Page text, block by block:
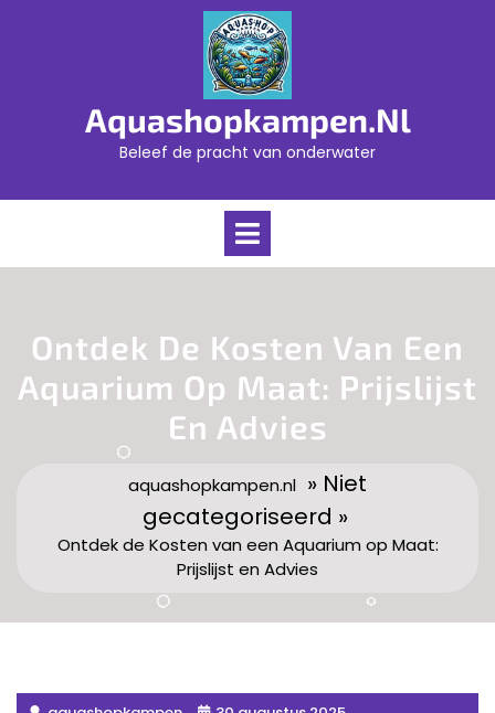
Aquashopkampen.nl
Beleef de pracht van onderwater
Open
Ontdek De Kosten Van Een
Aquarium Op Maat: Prijslijst
En Advies
aquashopkampen.nl » Niet
gecategoriseerd »
Ontdek de Kosten van een Aquarium op Maat:
Prijslijst en Advies